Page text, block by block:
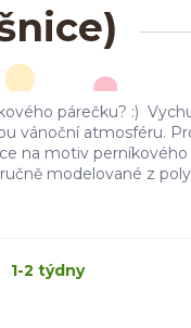
párečku? :)
vánoční atmosféru.
na motiv
modelované z
1-2 týdny